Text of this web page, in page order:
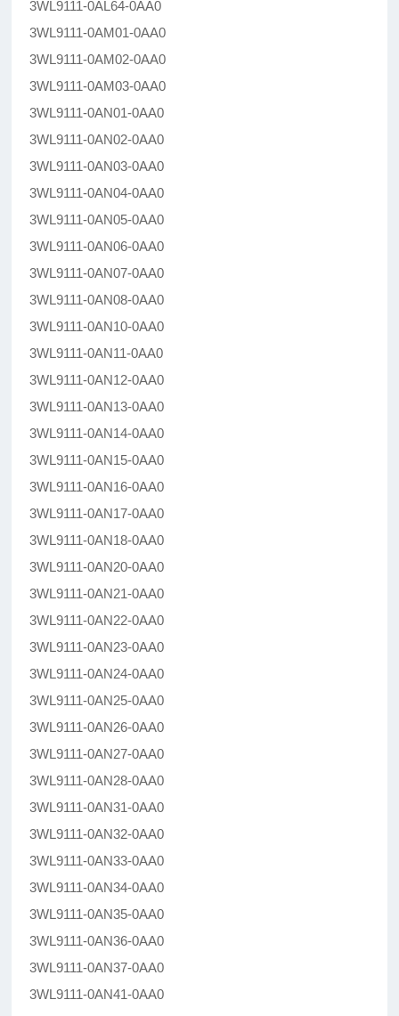
3WL9111-0AL64-0AA0
3WL9111-0AM01-0AA0
3WL9111-0AM02-0AA0
3WL9111-0AM03-0AA0
3WL9111-0AN01-0AA0
3WL9111-0AN02-0AA0
3WL9111-0AN03-0AA0
3WL9111-0AN04-0AA0
3WL9111-0AN05-0AA0
3WL9111-0AN06-0AA0
3WL9111-0AN07-0AA0
3WL9111-0AN08-0AA0
3WL9111-0AN10-0AA0
3WL9111-0AN11-0AA0
3WL9111-0AN12-0AA0
3WL9111-0AN13-0AA0
3WL9111-0AN14-0AA0
3WL9111-0AN15-0AA0
3WL9111-0AN16-0AA0
3WL9111-0AN17-0AA0
3WL9111-0AN18-0AA0
3WL9111-0AN20-0AA0
3WL9111-0AN21-0AA0
3WL9111-0AN22-0AA0
3WL9111-0AN23-0AA0
3WL9111-0AN24-0AA0
3WL9111-0AN25-0AA0
3WL9111-0AN26-0AA0
3WL9111-0AN27-0AA0
3WL9111-0AN28-0AA0
3WL9111-0AN31-0AA0
3WL9111-0AN32-0AA0
3WL9111-0AN33-0AA0
3WL9111-0AN34-0AA0
3WL9111-0AN35-0AA0
3WL9111-0AN36-0AA0
3WL9111-0AN37-0AA0
3WL9111-0AN41-0AA0